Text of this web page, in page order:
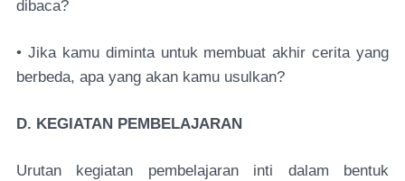
dibaca?
• Jika kamu diminta untuk membuat akhir cerita yang
berbeda, apa yang akan kamu usulkan?
D. KEGIATAN PEMBELAJARAN
Urutan kegiatan pembelajaran inti dalam bentuk